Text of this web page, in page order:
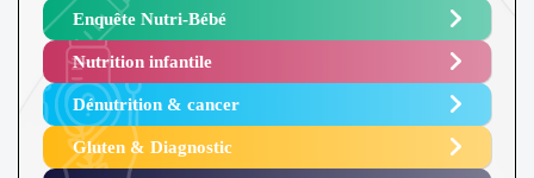
Enquête Nutri-Bébé ​
Nutrition infantile
Dénutrition & cancer
Gluten & Diagnostic